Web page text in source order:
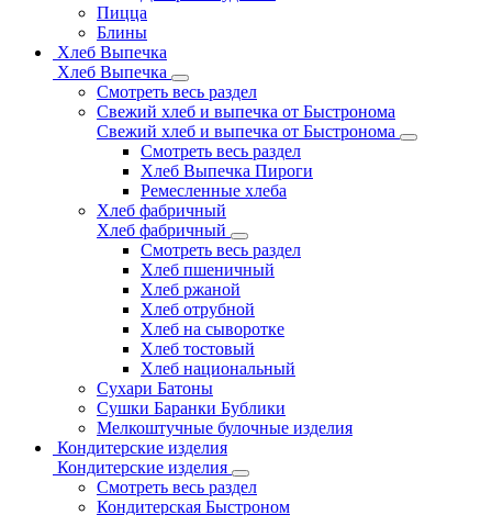
Пицца
Блины
Хлеб Выпечка
Хлеб Выпечка
Смотреть весь раздел
Свежий хлеб и выпечка от Быстронома
Свежий хлеб и выпечка от Быстронома
Смотреть весь раздел
Хлеб Выпечка Пироги
Ремесленные хлеба
Хлеб фабричный
Хлеб фабричный
Смотреть весь раздел
Хлеб пшеничный
Хлеб ржаной
Хлеб отрубной
Хлеб на сыворотке
Хлеб тостовый
Хлеб национальный
Сухари Батоны
Сушки Баранки Бублики
Мелкоштучные булочные изделия
Кондитерские изделия
Кондитерские изделия
Смотреть весь раздел
Кондитерская Быстроном